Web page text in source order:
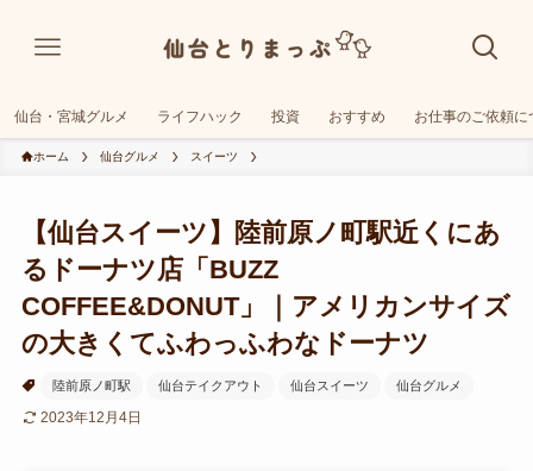
仙台・宮城グルメ ライフハック 投資 おすすめ お仕事のご依頼に
ホーム 仙台グルメ スイーツ
【仙台スイーツ】陸前原ノ町駅近くにあ
るドーナツ店「BUZZ
COFFEE&DONUT」｜アメリカンサイズ
の大きくてふわっふわなドーナツ
陸前原ノ町駅 仙台テイクアウト 仙台スイーツ 仙台グルメ
2023年12月4日